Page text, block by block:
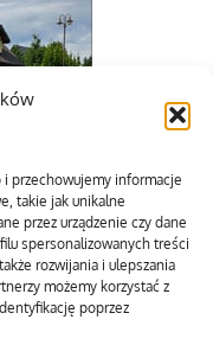
przechowujemy informacje
takie jak unikalne
przez urządzenie czy dane
spersonalizowanych treści
rozwijania i ulepszania
możemy korzystać z
poprzez